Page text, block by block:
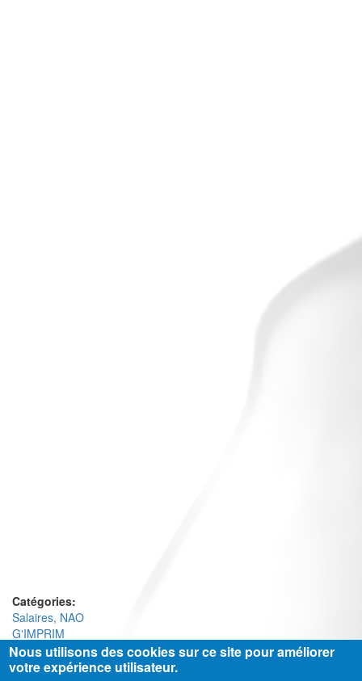
Catégories:
Salaires, NAO
G'IMPRIM
Nous utilisons des cookies sur ce site pour améliorer
votre expérience utilisateur.